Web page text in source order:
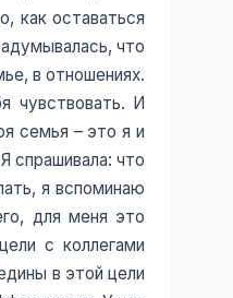
как оставаться
что
в отношениях.
чувствовать. И
семья – это я и
спрашивала: что
я вспоминаю
для меня это
с коллегами
в этой цели